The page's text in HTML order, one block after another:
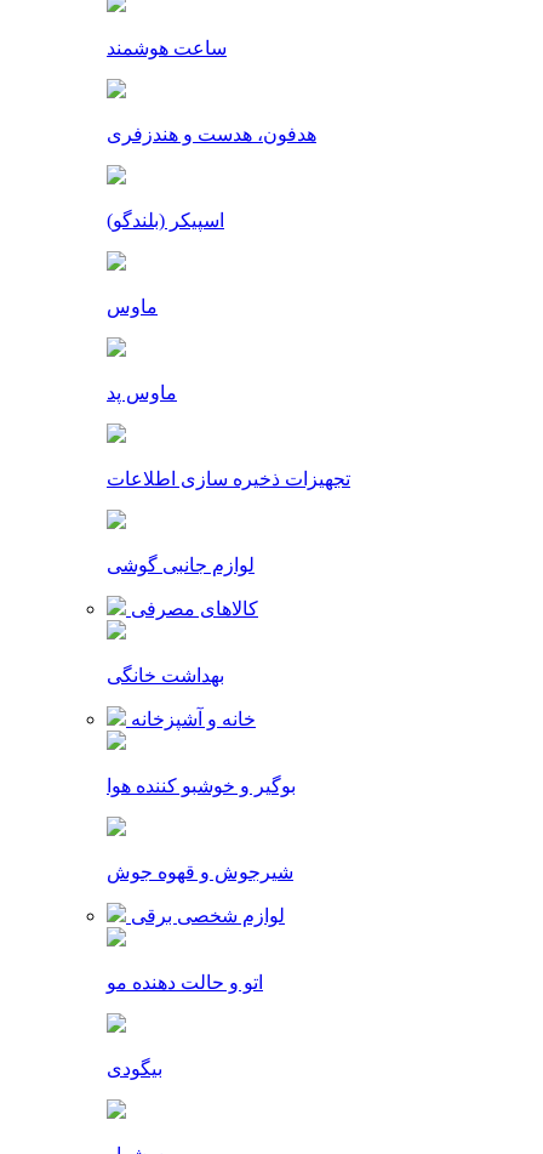
ساعت هوشمند
هدفون، هدست و هندزفری
اسپیکر (بلندگو)
ماوس
ماوس پد
تجهیزات ذخیره سازی اطلاعات
لوازم جانبی گوشی
کالاهای مصرفی
بهداشت خانگی
خانه و آشپزخانه
بوگیر و خوشبو کننده هوا
شیرجوش و قهوه جوش
لوازم شخصی برقی
اتو و حالت دهنده مو
بیگودی